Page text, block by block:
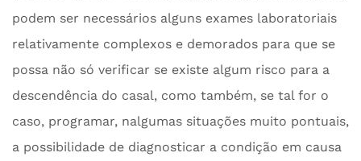
podem ser necessários alguns exames laboratoriais
relativamente complexos e demorados para que se
possa não só verificar se existe algum risco para a
descendência do casal, como também, se tal for o
caso, programar, nalgumas situações muito pontuais,
a possibilidade de diagnosticar a condição em causa